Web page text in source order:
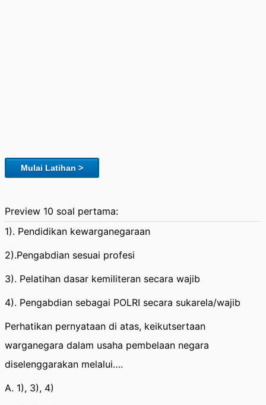
Mulai Latihan >
Preview 10 soal pertama:
1). Pendidikan kewarganegaraan
2).Pengabdian sesuai profesi
3). Pelatihan dasar kemiliteran secara wajib
4). Pengabdian sebagai POLRI secara sukarela/wajib
Perhatikan pernyataan di atas, keikutsertaan
warganegara dalam usaha pembelaan negara
diselenggarakan melalui….
A. 1), 3), 4)